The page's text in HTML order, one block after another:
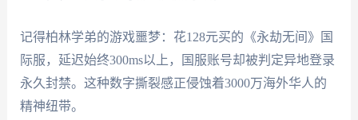
记得柏林学弟的游戏噩梦：花128元买的《永劫无间》国
际服，延迟始终300ms以上，国服账号却被判定异地登录
永久封禁。这种数字撕裂感正侵蚀着3000万海外华人的
精神纽带。